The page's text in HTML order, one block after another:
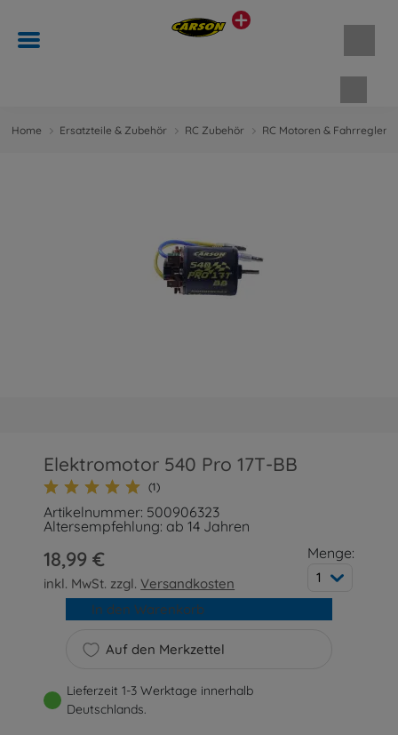
Home Ersatzteile & Zubehör RC Zubehör RC Motoren & Fahrregler
Elektromotor 540 Pro 17T-BB
(1)
Artikelnummer: 500906323
Altersempfehlung: ab 14 Jahren
18,99 €
inkl. MwSt. zzgl.Versandkosten
Menge:
1
Auf den Merkzettel
In den Warenkorb
Lieferzeit 1-3 Werktage innerhalb
Deutschlands.